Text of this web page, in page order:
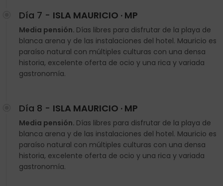
Día 7 - ISLA MAURICIO · MP
Media pensión. Días libres para disfrutar de la playa de
blanca arena y de las instalaciones del hotel. Mauricio es
paraíso natural con múltiples culturas con una densa
historia, excelente oferta de ocio y una rica y variada
gastronomía.
Día 8 - ISLA MAURICIO · MP
Media pensión. Días libres para disfrutar de la playa de
blanca arena y de las instalaciones del hotel. Mauricio es
paraíso natural con múltiples culturas con una densa
historia, excelente oferta de ocio y una rica y variada
gastronomía.